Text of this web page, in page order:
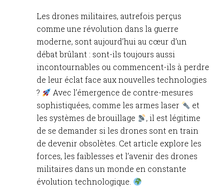
Les drones militaires, autrefois perçus
comme une révolution dans la guerre
moderne, sont aujourd’hui au cœur d’un
débat brûlant : sont-ils toujours aussi
incontournables ou commencent-ils à perdre
de leur éclat face aux nouvelles technologies
?
Avec l’émergence de contre-mesures
sophistiquées, comme les armes laser
et
les systèmes de brouillage
, il est légitime
de se demander si les drones sont en train
de devenir obsolètes. Cet article explore les
forces, les faiblesses et l’avenir des drones
militaires dans un monde en constante
évolution technologique.